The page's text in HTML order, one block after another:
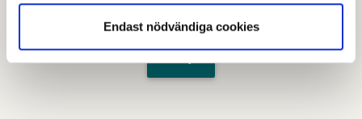
Endast nödvändiga cookies
Hjälpte den här informationen dig?
Nej